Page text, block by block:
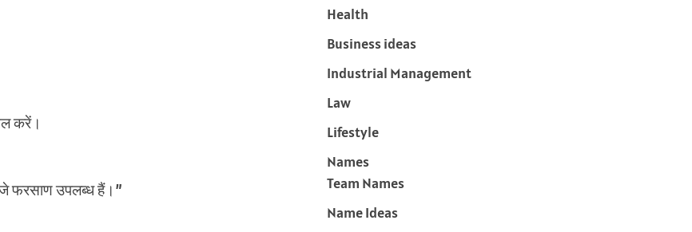
करें।
फरसाण उपलब्ध हैं।”
Health
Business ideas
Industrial Management
Law
Lifestyle
Names
Team Names
Name Ideas